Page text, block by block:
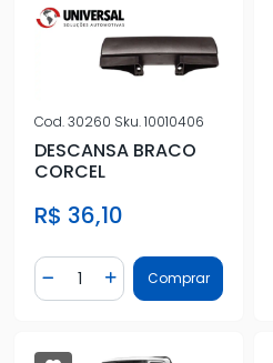
Cod.30260 Sku.10010406
DESCANSA BRACO
CORCEL
R$ 36,10
Diminuir Quantidade
Quantidade
Adicionar Quantidade
Comprar